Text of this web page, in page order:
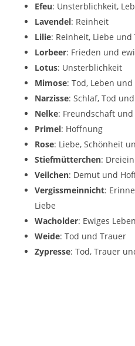
Efeu: Unsterblichkeit,
Lavendel: Reinheit
Lilie: Reinheit, Liebe und
Lorbeer: Frieden und
Lotus: Unsterblichkeit
Mimose: Tod, Leben
Narzisse: Schlaf, Tod
Nelke: Freundschaft und
Primel: Hoffnung
Rose: Liebe, Schönheit
Stiefmütterchen:
Veilchen: Demut und
Vergissmeinnicht:
Liebe
Wacholder: Ewiges Leben
Weide: Tod und Trauer
Zypresse: Tod, Trauer